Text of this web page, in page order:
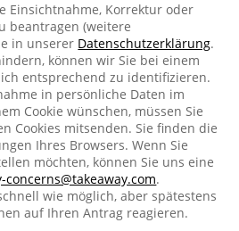
Einsichtnahme, Korrektur oder
beantragen (weitere
in unserer Datenschutzerklärung.
können wir Sie bei einem
entsprechend zu identifizieren.
in persönliche Daten im
Cookie wünschen, müssen Sie
Cookies mitsenden. Sie finden die
Ihres Browsers. Wenn Sie
möchten, können Sie uns eine
concerns@takeaway.com.
wie möglich, aber spätestens
auf Ihren Antrag reagieren.